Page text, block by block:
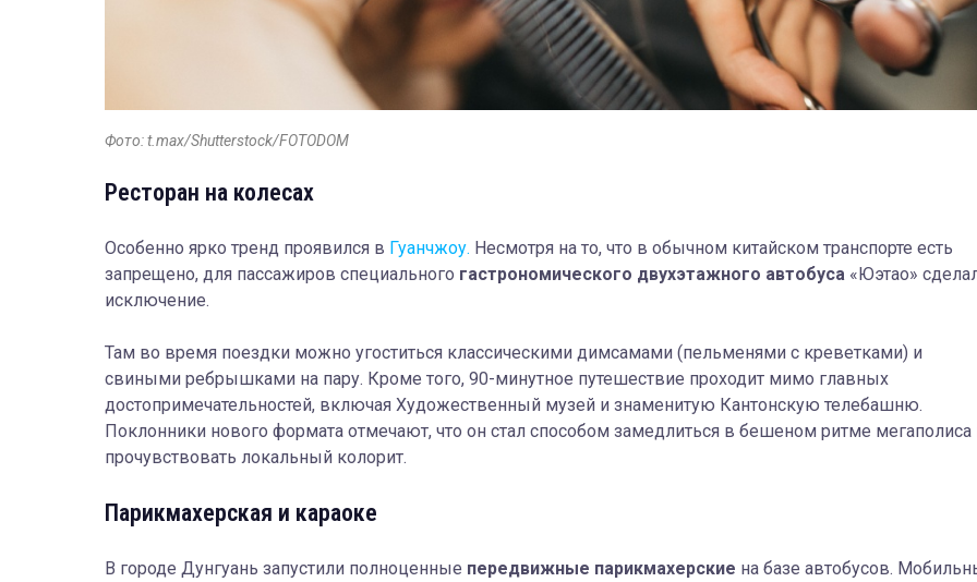
Фото: t.max/Shutterstock/FOTODOM
Ресторан на колесах
Особенно ярко тренд проявился в Гуанчжоу. Несмотря на то, что в обычном китайском транспорте есть
запрещено, для пассажиров специального гастрономического двухэтажного автобуса «Юэтао»
исключение.
Там во время поездки можно угоститься классическими димсамами (пельменями с креветками) и
свиными ребрышками на пару. Кроме того, 90-минутное путешествие проходит мимо главных
достопримечательностей, включая Художественный музей и знаменитую Кантонскую телебашню.
Поклонники нового формата отмечают, что он стал способом замедлиться в бешеном ритме мегаполиса
прочувствовать локальный колорит.
Парикмахерская и караоке
В городе Дунгуань запустили полноценные передвижные парикмахерские на базе автобусов.